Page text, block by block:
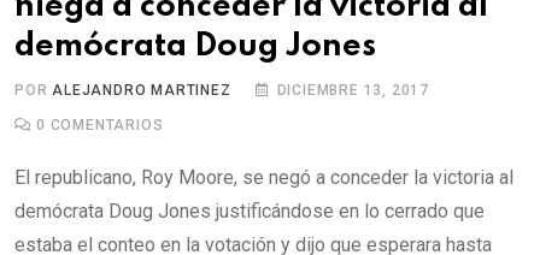
niega a conceder la victoria al
demócrata Doug Jones
PORALEJANDRO MARTINEZ DICIEMBRE 13, 2017
0 COMENTARIOS
El republicano, Roy Moore, se negó a conceder la victoria al
demócrata Doug Jones justificándose en lo cerrado que
estaba el conteo en la votación y dijo que esperara hasta